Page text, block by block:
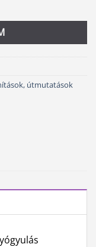
útmutatások